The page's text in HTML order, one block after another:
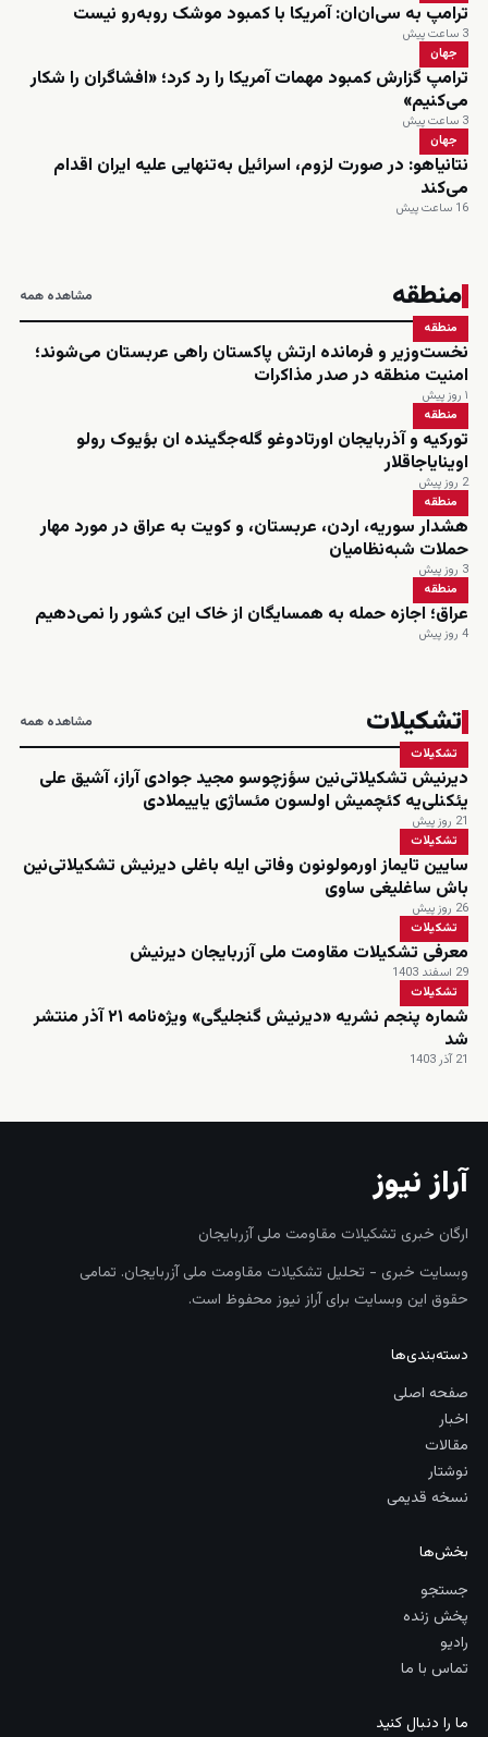
ترامپ به سی‌ان‌ان: آمریکا با کمبود موشک روبه‌رو نیست
3 ساعت پیش
جهان
ترامپ گزارش کمبود مهمات آمریکا را رد کرد؛ «افشاگران را شکار
می‌کنیم»
3 ساعت پیش
جهان
نتانیاهو: در صورت لزوم، اسرائیل به‌تنهایی علیه ایران اقدام
می‌کند
16 ساعت پیش
منطقه مشاهده همه
منطقه
نخست‌وزیر و فرمانده ارتش پاکستان راهی عربستان می‌شوند؛
امنیت منطقه در صدر مذاکرات
۱ روز پیش
منطقه
تورکیه و آذربایجان اورتادوغو گله‌جگینده ان بؤیوک رولو
اوینایاجاقلار
2 روز پیش
منطقه
هشدار سوریه، اردن، عربستان، و کویت به عراق در مورد مهار
حملات شبه‌نظامیان
3 روز پیش
منطقه
عراق؛ اجازه حمله به همسایگان از خاک این کشور را نمی‌دهیم
4 روز پیش
تشکیلات مشاهده همه
تشکیلات
دیرنیش تشکیلاتی‌نین سؤزچوسو مجید جوادی آراز، آشیق علی
یئکنلی‌یه کئچمیش اولسون مئساژی یاییملادی
21 روز پیش
تشکیلات
سایین تایماز اورمولونون وفاتی ایله باغلی دیرنیش تشکیلاتی‌نین
باش ساغلیغی ساوی
26 روز پیش
تشکیلات
معرفی تشکیلات مقاومت ملی آزربایجان دیرنیش
29 اسفند 1403
تشکیلات
شماره پنجم نشریه «دیرنیش گنجلیگی» ویژه‌نامه ۲۱ آذر منتشر
شد
21 آذر 1403
آراز نیوز
ارگان خبری تشکیلات مقاومت ملی آزربایجان
وبسایت خبری - تحلیل تشکیلات مقاومت ملی آزربایجان. تمامی
حقوق این وبسایت برای آراز نیوز محفوظ است.
دسته‌بندی‌ها
صفحه اصلی
اخبار
مقالات
نوشتار
نسخه قدیمی
بخش‌ها
جستجو
پخش زنده
رادیو
تماس با ما
ما را دنبال کنید